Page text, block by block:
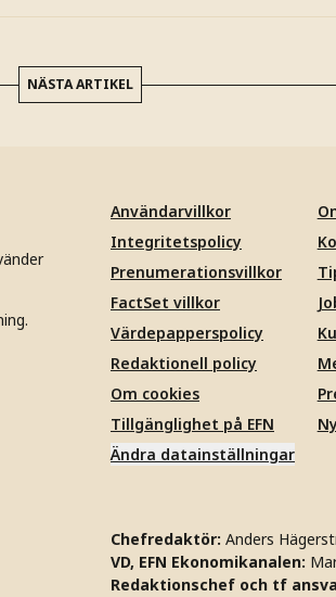
NÄSTA ARTIKEL
Användarvillkor
Integritetspolicy
Prenumerationsvillkor
FactSet villkor
Värdepapperspolicy
Redaktionell policy
Om cookies
Tillgänglighet på EFN
Ändra datainställningar
Chefredaktör: Anders
VD, EFN Ekonomikanalen:
Redaktionschef och tf